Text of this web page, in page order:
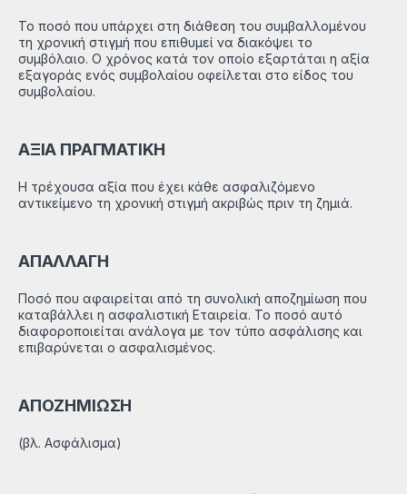
Το ποσό που υπάρχει στη διάθεση του συμβαλλομένου
τη χρονική στιγμή που επιθυμεί να διακόψει το
συμβόλαιο. Ο χρόνος κατά τον οποίο εξαρτάται η αξία
εξαγοράς ενός συμβολαίου οφείλεται στο είδος του
συμβολαίου.
ΑΞΙΑ ΠΡΑΓΜΑΤΙΚΗ
Η τρέχουσα αξία που έχει κάθε ασφαλιζόμενο
αντικείμενο τη χρονική στιγμή ακριβώς πριν τη ζημιά.
ΑΠΑΛΛΑΓΗ
Ποσό που αφαιρείται από τη συνολική αποζημίωση που
καταβάλλει η ασφαλιστική Εταιρεία. Το ποσό αυτό
διαφοροποιείται ανάλογα με τον τύπο ασφάλισης και
επιβαρύνεται ο ασφαλισμένος.
ΑΠΟΖΗΜΙΩΣΗ
(βλ. Ασφάλισμα)